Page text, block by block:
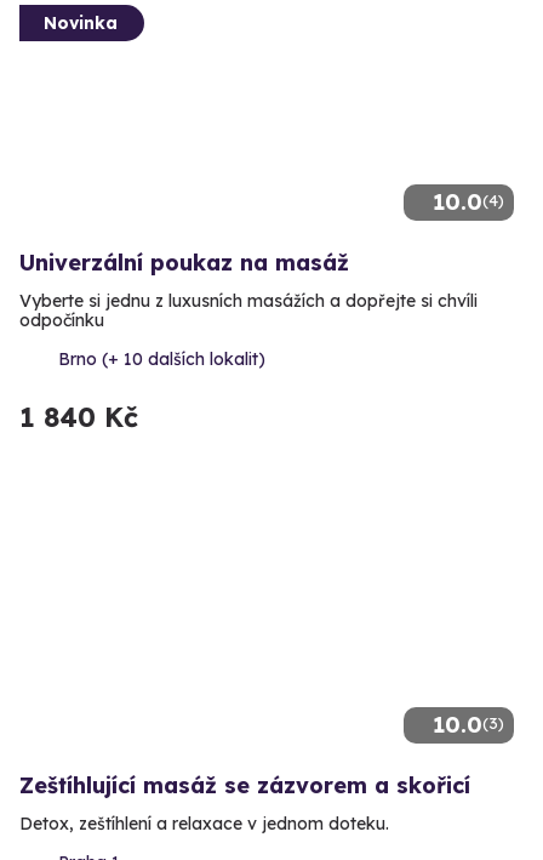
10.0(4)
Novinka
Univerzální poukaz na masáž
Vyberte si jednu z luxusních masážích a dopřejte si chvíli
odpočínku
Brno (+ 10 dalších lokalit)
1 840 Kč
10.0(3)
Zeštíhlující masáž se zázvorem a skořicí
Detox, zeštíhlení a relaxace v jednom doteku.